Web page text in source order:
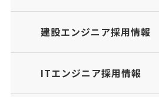
建設エンジニア採用情報
ITエンジニア採用情報